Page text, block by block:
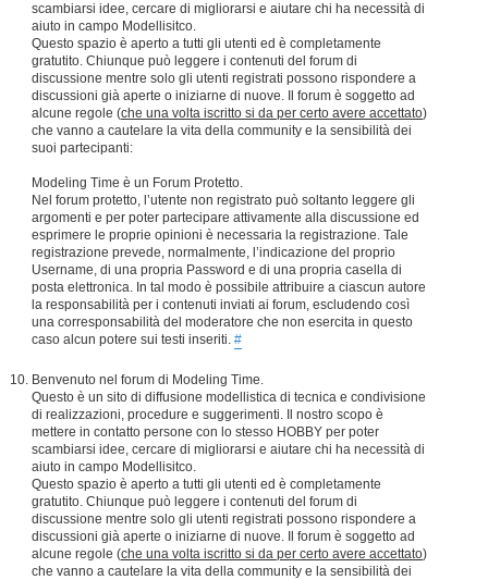
scambiarsi idee, cercare di migliorarsi e aiutare chi ha necessità di
aiuto in campo Modellisitco.
Questo spazio è aperto a tutti gli utenti ed è completamente
gratutito. Chiunque può leggere i contenuti del forum di
discussione mentre solo gli utenti registrati possono rispondere a
discussioni già aperte o iniziarne di nuove. Il forum è soggetto ad
alcune regole (che una volta iscritto si da per certo avere accettato)
che vanno a cautelare la vita della community e la sensibilità dei
suoi partecipanti:
Modeling Time è un Forum Protetto.
Nel forum protetto, l’utente non registrato può soltanto leggere gli
argomenti e per poter partecipare attivamente alla discussione ed
esprimere le proprie opinioni è necessaria la registrazione. Tale
registrazione prevede, normalmente, l’indicazione del proprio
Username, di una propria Password e di una propria casella di
posta elettronica. In tal modo è possibile attribuire a ciascun autore
la responsabilità per i contenuti inviati ai forum, escludendo così
una corresponsabilità del moderatore che non esercita in questo
caso alcun potere sui testi inseriti. #
Benvenuto nel forum di Modeling Time.
Questo è un sito di diffusione modellistica di tecnica e condivisione
di realizzazioni, procedure e suggerimenti. Il nostro scopo è
mettere in contatto persone con lo stesso HOBBY per poter
scambiarsi idee, cercare di migliorarsi e aiutare chi ha necessità di
aiuto in campo Modellisitco.
Questo spazio è aperto a tutti gli utenti ed è completamente
gratutito. Chiunque può leggere i contenuti del forum di
discussione mentre solo gli utenti registrati possono rispondere a
discussioni già aperte o iniziarne di nuove. Il forum è soggetto ad
alcune regole (che una volta iscritto si da per certo avere accettato)
che vanno a cautelare la vita della community e la sensibilità dei